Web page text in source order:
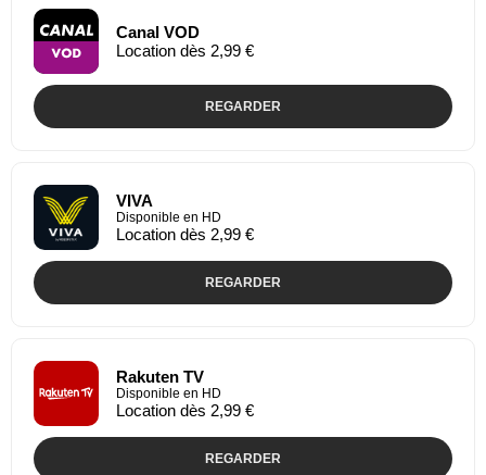
Canal VOD
Location dès 2,99 €
REGARDER
VIVA
Disponible en HD
Location dès 2,99 €
REGARDER
Rakuten TV
Disponible en HD
Location dès 2,99 €
REGARDER